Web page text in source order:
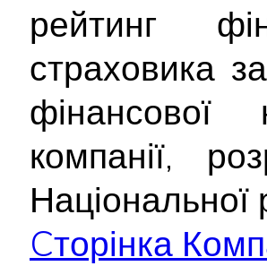
рейтинг
страховика
фінансової
компанії,
Національної
Cторінка